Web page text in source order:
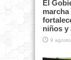
El
niños y
9